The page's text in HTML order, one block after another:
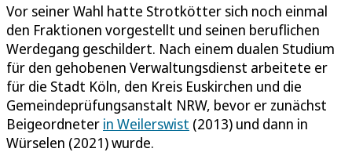
Vor seiner Wahl hatte Strotkötter sich noch einmal
den Fraktionen vorgestellt und seinen beruflichen
Werdegang geschildert. Nach einem dualen Studium
für den gehobenen Verwaltungsdienst arbeitete er
für die Stadt Köln, den Kreis Euskirchen und die
Gemeindeprüfungsanstalt NRW, bevor er zunächst
Beigeordneter in Weilerswist (2013) und dann in
Würselen (2021) wurde.